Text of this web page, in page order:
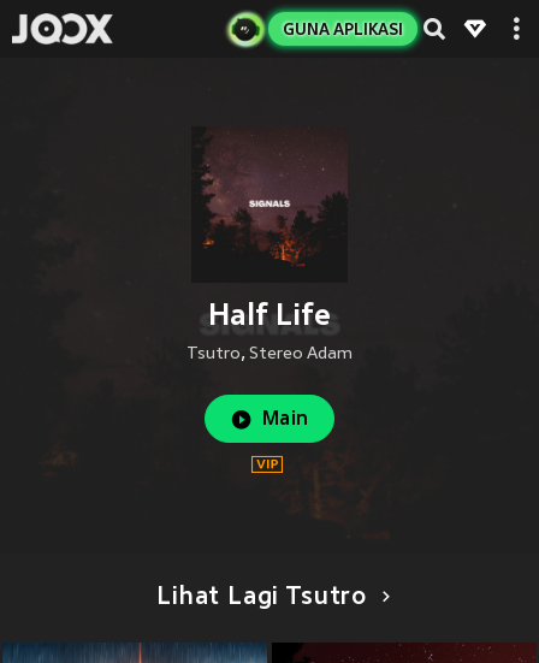
GUNA APLIKASI
Half Life
Tsutro, Stereo Adam
Main
Lihat Lagi Tsutro